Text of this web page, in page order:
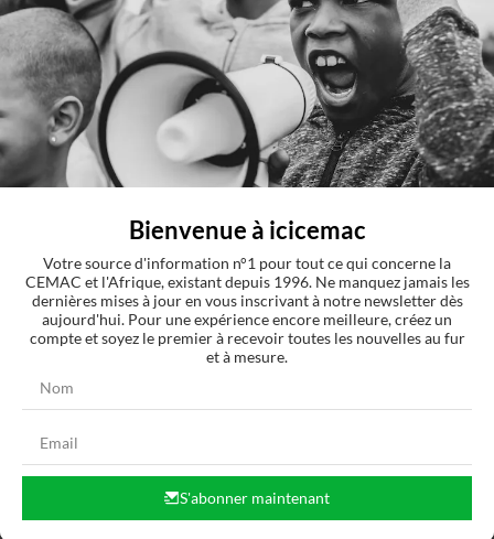
La balle est dans le camp du Président Paul Biya.
Dr Bernard Momasso
Comments
COMMENTAIRES
Bienvenue à icicemac
Votre source d'information n°1 pour tout ce qui concerne la
CEMAC et l'Afrique, existant depuis 1996. Ne manquez jamais les
dernières mises à jour en vous inscrivant à notre newsletter dès
aujourd'hui. Pour une expérience encore meilleure, créez un
compte et soyez le premier à recevoir toutes les nouvelles au fur
et à mesure.
S'abonner maintenant